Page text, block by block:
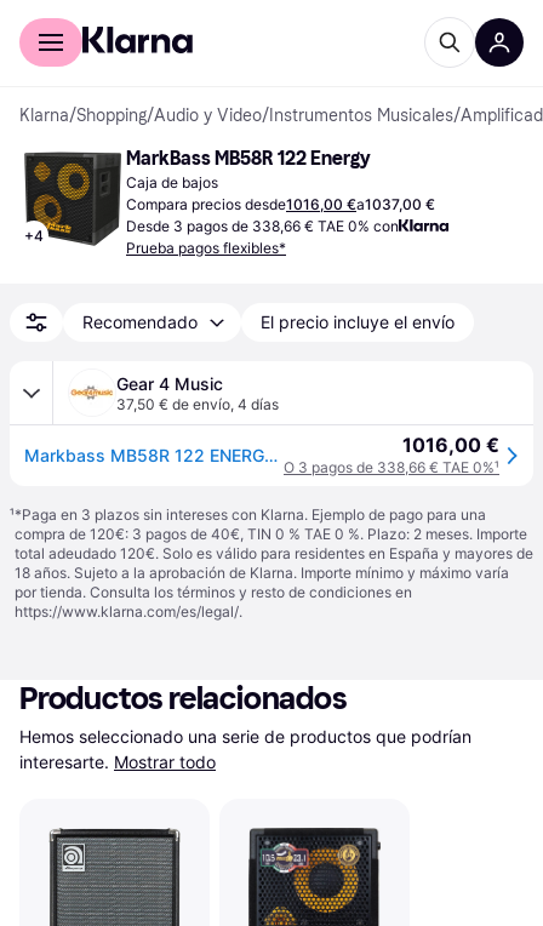
Comprar con Klarna
Klarna/Shopping/Audio y Video/ Instrumentos Musicales/
+4
MarkBass MB58R 122 Energy
Caja de bajos
Compara precios desde1016,00 €a1037,00 €
Desde 3 pagos de 338,66 € TAE 0% con
Prueba pagos flexibles*
Recomendado El precio incluye el envío
Gear 4 Music
37,50 € de envío, 4 días
Markbass MB58R 122 ENERGY- Bass Cab 8 Ohm 1016,00 €
O 3 pagos de 338,66 € TAE 0%¹
¹*Paga en 3 plazos sin intereses con Klarna. Ejemplo de pago para una
compra de 120€: 3 pagos de 40€, TIN 0 % TAE 0 %. Plazo: 2 meses. Importe
total adeudado 120€. Solo es válido para residentes en España y mayores de
18 años. Sujeto a la aprobación de Klarna. Importe mínimo y máximo varía
por tienda. Consulta los términos y resto de condiciones en
https://www.klarna.com/es/legal/.
Productos relacionados
Hemos seleccionado una serie de productos que podrían
interesarte. Mostrar todo